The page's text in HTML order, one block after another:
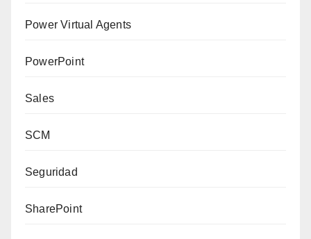
Power Virtual Agents
PowerPoint
Sales
SCM
Seguridad
SharePoint